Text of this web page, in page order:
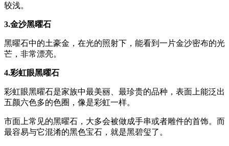
较浅。
3.金沙黑曜石
黑曜石中的土豪金，在光的照射下，能看到一片金沙密布的光
芒，非常漂亮。
4.彩虹眼黑曜石
彩虹眼黑曜石是家族中最美丽、最珍贵的品种，表面上能泛出
五颜六色多的色圈，像是彩虹一样。
市面上常见的黑曜石，大多会被做成手串或者雕件的首饰。而
最容易与它混淆的黑色宝石，就是黑碧玺了。